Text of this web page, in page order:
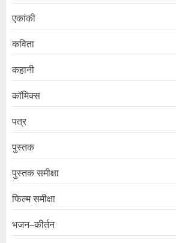
एकांकी
कविता
कहानी
कॉमिक्स
पत्र
पुस्तक
पुस्तक समीक्षा
फिल्म समीक्षा
भजन–कीर्तन